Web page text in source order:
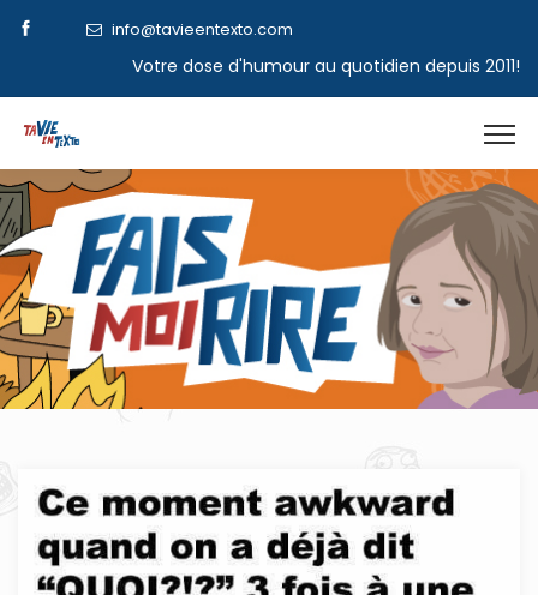
info@tavieentexto.com
Votre dose d'humour au quotidien depuis 2011!